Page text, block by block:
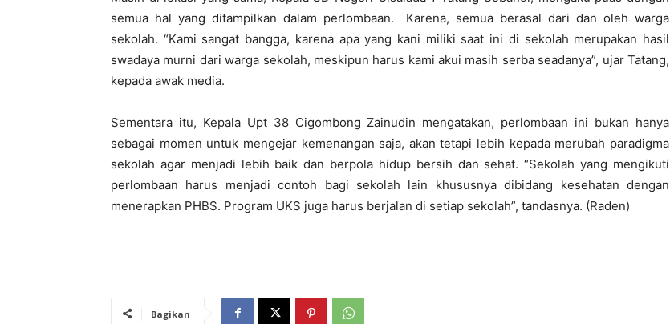
semua hal yang ditampilkan dalam perlombaan. Karena, semua berasal dari dan oleh warga
sekolah. “Kami sangat bangga, karena apa yang kani miliki saat ini di sekolah merupakan hasil
swadaya murni dari warga sekolah, meskipun harus kami akui masih serba seadanya”, ujar Tatang,
kepada awak media.
Sementara itu, Kepala Upt 38 Cigombong Zainudin mengatakan, perlombaan ini bukan hanya
sebagai momen untuk mengejar kemenangan saja, akan tetapi lebih kepada merubah paradigma
sekolah agar menjadi lebih baik dan berpola hidup bersih dan sehat. “Sekolah yang mengikuti
perlombaan harus menjadi contoh bagi sekolah lain khususnya dibidang kesehatan dengan
menerapkan PHBS. Program UKS juga harus berjalan di setiap sekolah”, tandasnya. (Raden)
Bagikan